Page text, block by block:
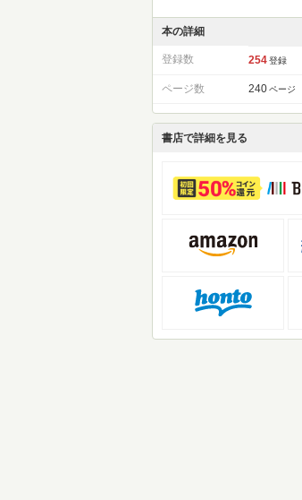
本の詳細
登録数 254 登録
ページ数 240 ページ
書店で詳細を見る